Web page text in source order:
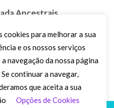
Ancestrais
cookies para melhorar a sua
e os nossos serviços
navegação da nossa página
Se continuar a navegar,
que aceita a sua
Opções de Cookies